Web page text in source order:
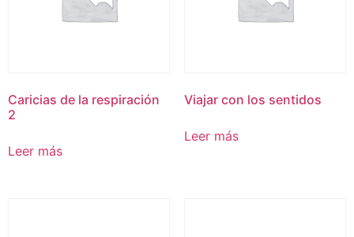
Caricias de la respiración
2
Leer más
Viajar con los sentidos
Leer más